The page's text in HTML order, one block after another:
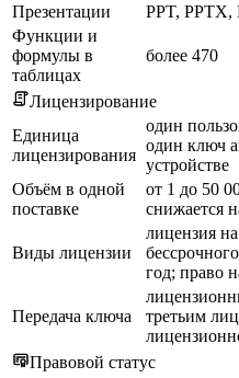
Презентации
PPT, PPTX,
Функции и
формулы в
таблицах
более 470
Лицензирование
Единица
лицензирования
один
один ключ
устройстве
Объём в одной
поставке
от 1 до 50
снижается
Виды лицензии
лицензия
год; право
Передача ключа
третьим
Правовой статус